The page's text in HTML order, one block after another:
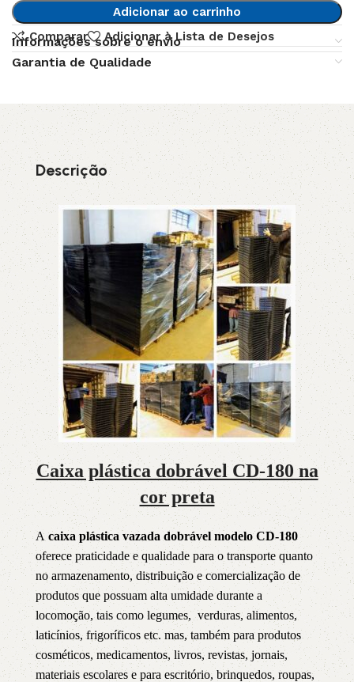
Adicionar ao carrinho
Comparar
Adicionar à Lista de Desejos
Informações sobre o envio
Garantia de Qualidade
Descrição
Caixa plástica dobrável CD-180 na
cor preta
A caixa plástica vazada dobrável modelo CD-180
oferece praticidade e qualidade para o transporte quanto
no armazenamento, distribuição e comercialização de
produtos que possuam alta umidade durante a
locomoção, tais como legumes, verduras, alimentos,
laticínios, frigoríficos etc. mas, também para produtos
cosméticos, medicamentos, livros, revistas, jornais,
materiais escolares e para escritório, brinquedos, roupas,